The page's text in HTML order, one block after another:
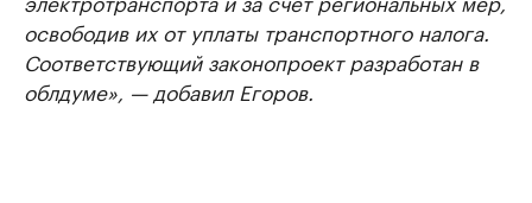
освободив их от уплаты транспортного налога.
Соответствующий законопроект разработан в
облдуме», — добавил Егоров.